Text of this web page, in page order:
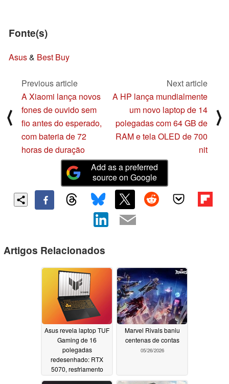
Fonte(s)
Asus& Best Buy
⟨
Previous article
A Xiaomi lança novos
fones de ouvido sem
fio antes do esperado,
com bateria de 72
horas de duração
Next article
A HP lança mundialmente
um novo laptop de 14
polegadas com 64 GB de
RAM e tela OLED de 700
nit
⟩
Add as a preferred
source on Google
Artigos Relacionados
Asus revela laptop TUF
Gaming de 16
polegadas
redesenhado: RTX
5070, resfriamento
especializado e
Marvel Rivals baniu
centenas de contas
05/26/2026